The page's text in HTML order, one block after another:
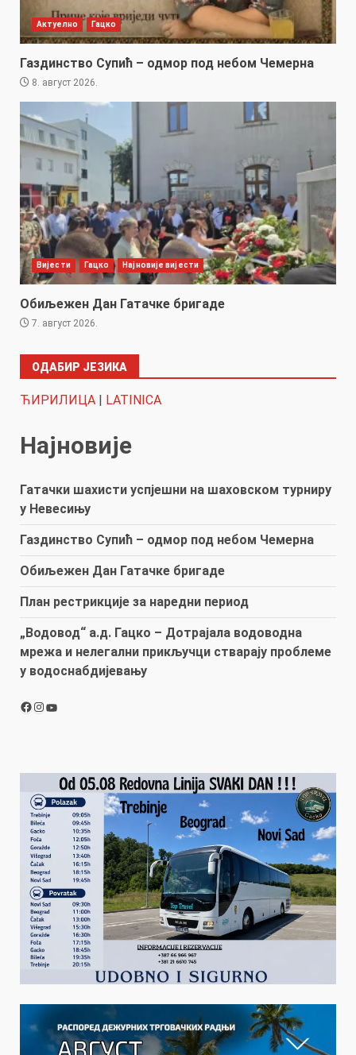
Актуелно Гацко
Газдинство Супић – одмор под небом Чемерна
8. август 2026.
Вијести Гацко Најновије вијести
Обиљежен Дан Гатачке бригаде
7. август 2026.
ОДАБИР ЈЕЗИКА
ЋИРИЛИЦА LATINICA
Најновије
Гатачки шахисти успјешни на шаховском турниру
у Невесињу
Газдинство Супић – одмор под небом Чемерна
Обиљежен Дан Гатачке бригаде
План рестрикције за наредни период
„Водовод“ а.д. Гацко – Дотрајала водоводна
мрежа и нелегални прикључци стварају проблеме
у водоснабдијевању
Facebook
Instagram
YouTube